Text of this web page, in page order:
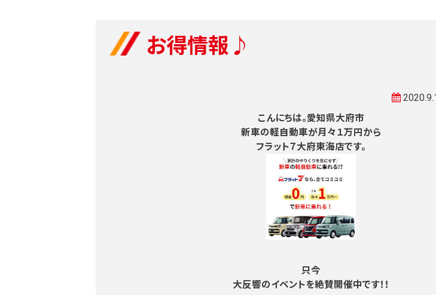
お得情報♪
こんにちは。愛知県大府市
新車の軽自動車が月々１万円から
フラット７大府東海店です。
只今
大反響のイベントを絶賛開催中です！！